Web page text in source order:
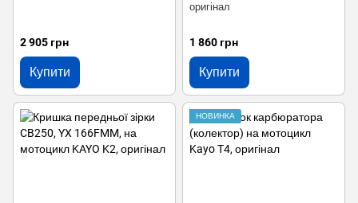
2 905 грн
Купити
оригінал
1 860 грн
Купити
НОВИНКА